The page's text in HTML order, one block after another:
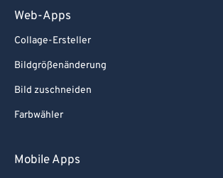
Web-Apps
Collage-Ersteller
Bildgrößenänderung
Bild zuschneiden
Farbwähler
Mobile Apps